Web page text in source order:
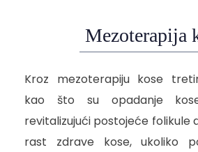
Mezoterapija
Kroz mezoterapiju kose
kao što su opadanje
revitalizujući postojeće folikule
rast zdrave kose, ukoliko